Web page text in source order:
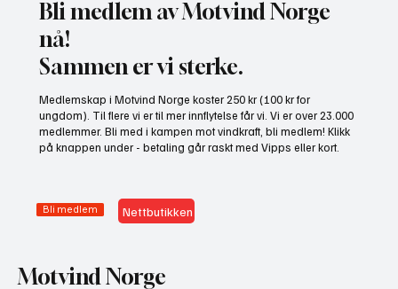
presse fram mer vindkraft
Bli medlem av Motvind Norge
nå!
Sammen er vi sterke.
Medlemskap i Motvind Norge koster 250 kr (100 kr for
ungdom). Til flere vi er til mer innflytelse får vi. Vi er over 23.000
medlemmer. Bli med i kampen mot vindkraft, bli medlem! Klikk
på knappen under - betaling går raskt med Vipps eller kort.
Bli medlem Nettbutikken
Motvind Norge